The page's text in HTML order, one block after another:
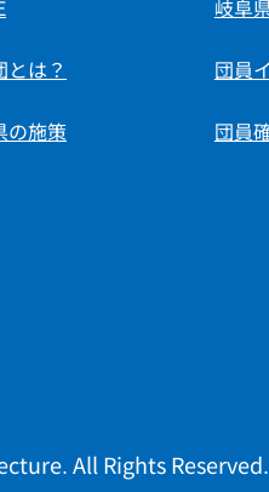
岐阜
とは？ 団員
の施策 団員
All Rights Reserved.